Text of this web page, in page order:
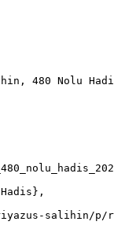
480 Nolu
salihin/